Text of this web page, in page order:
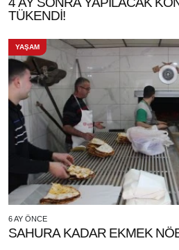
TÜKENDİ!
YAŞAM
6 AY ÖNCE
SAHURA KADAR EKMEK